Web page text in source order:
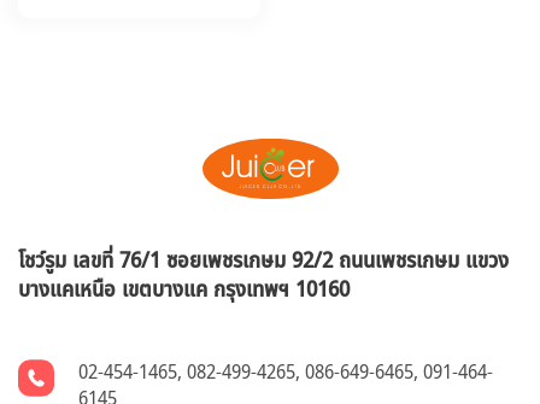
โชว์รูม เลขที่ 76/1 ซอยเพชรเกษม 92/2 ถนนเพชรเกษม แขวง
บางแคเหนือ เขตบางแค กรุงเทพฯ 10160
02-454-1465,082-499-4265,086-649-6465,091-464-